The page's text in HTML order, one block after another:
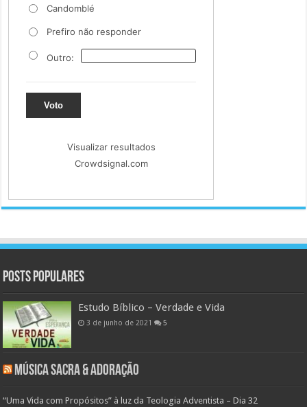
Candomblé
Prefiro não responder
Outro:
Voto
Visualizar resultados
Crowdsignal.com
Posts populares
Estudo Bíblico – Verdade e Vida
3 de junho de 2021 5
Música Sacra & Adoração
“Uma Vida com Propósitos” à luz da Teologia Adventista – Dia 32